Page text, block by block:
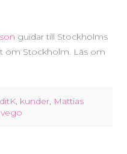
guidar till Stockholms
om Stockholm. Läs om
, kunder, Mattias
vego